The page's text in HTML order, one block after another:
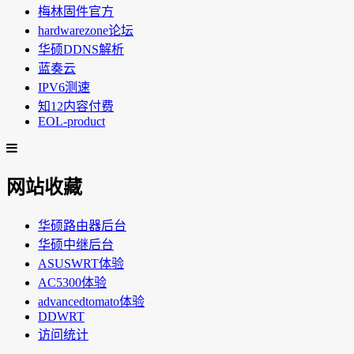
梅林固件官方
hardwarezone论坛
华硕DDNS解析
蓝奏云
IPV6测速
知12内容付费
EOL-product
网站收藏
华硕路由器后台
华硕中继后台
ASUSWRT体验
AC5300体验
advancedtomato体验
DDWRT
访问统计